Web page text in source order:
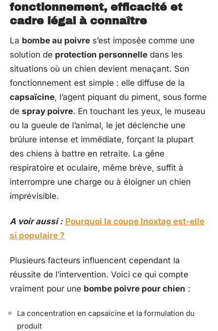
fonctionnement, efficacité et
cadre légal à connaître
La bombe au poivre s’est imposée comme une
solution de protection personnelle dans les
situations où un chien devient menaçant. Son
fonctionnement est simple : elle diffuse de la
capsaïcine, l’agent piquant du piment, sous forme
de spray poivre. En touchant les yeux, le museau
ou la gueule de l’animal, le jet déclenche une
brûlure intense et immédiate, forçant la plupart
des chiens à battre en retraite. La gêne
respiratoire et oculaire, même brève, suffit à
interrompre une charge ou à éloigner un chien
imprévisible.
A voir aussi : Pourquoi la coupe Inoxtag est-elle
si populaire ?
Plusieurs facteurs influencent cependant la
réussite de l’intervention. Voici ce qui compte
vraiment pour une bombe poivre pour chien :
La concentration en capsaïcine et la formulation du
produit